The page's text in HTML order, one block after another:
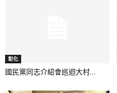
彰化
國民黨同志介紹會巡迴大村...